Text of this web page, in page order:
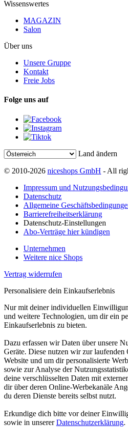
Wissenswertes
MAGAZIN
Salon
Über uns
Unsere Gruppe
Kontakt
Freie Jobs
Folge uns auf
Land ändern
© 2010-2026 niceshops GmbH - All
Impressum und
Datenschutz
Allgemeine
Barrierefreiheitserklärung
Datenschutz-Einstellungen
Abo-Verträge hier kündigen
Unternehmen
Weitere nice Shops
Vertrag widerrufen
Personalisiere dein Einkaufserlebnis
Nur mit deiner individuellen
und weitere Technologien, um dir ein
Einkaufserlebnis zu bieten.
Dazu erfassen wir Daten über unsere
Geräte. Diese nutzen wir zur laufenden
Website und um dir personalisierte
sowie zur Analyse der
deine verschlüsselten Daten mit
dir über deren Online-Werbekanäle
du deren Dienste bereits selbst nutzt.
Erkundige dich bitte vor deiner
sowie in unsererDatenschutzerklärung.